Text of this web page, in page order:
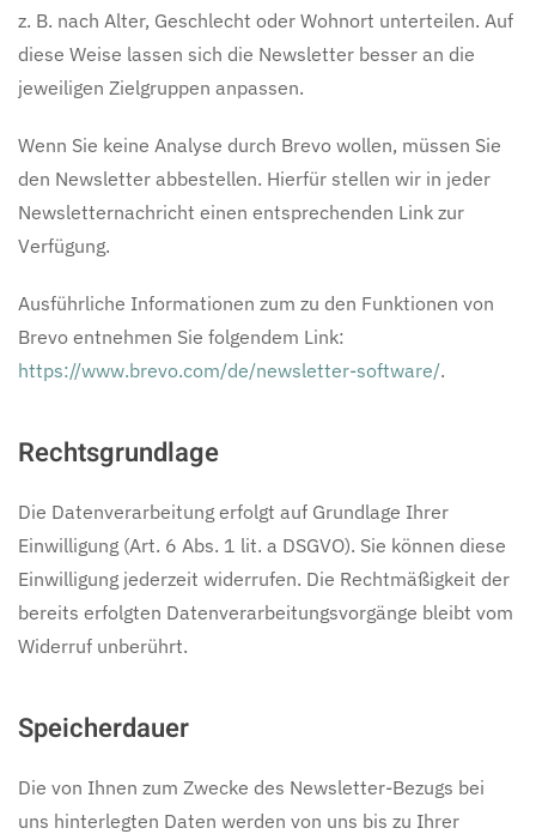
z. B. nach Alter, Geschlecht oder Wohnort unterteilen. Auf
diese Weise lassen sich die Newsletter besser an die
jeweiligen Zielgruppen anpassen.
Wenn Sie keine Analyse durch Brevo wollen, müssen Sie
den Newsletter abbestellen. Hierfür stellen wir in jeder
Newsletternachricht einen entsprechenden Link zur
Verfügung.
Ausführliche Informationen zum zu den Funktionen von
Brevo entnehmen Sie folgendem Link:
https://www.brevo.com/de/newsletter-software/.
Rechtsgrundlage
Die Datenverarbeitung erfolgt auf Grundlage Ihrer
Einwilligung (Art. 6 Abs. 1 lit. a DSGVO). Sie können diese
Einwilligung jederzeit widerrufen. Die Rechtmäßigkeit der
bereits erfolgten Datenverarbeitungsvorgänge bleibt vom
Widerruf unberührt.
Speicherdauer
Die von Ihnen zum Zwecke des Newsletter-Bezugs bei
uns hinterlegten Daten werden von uns bis zu Ihrer